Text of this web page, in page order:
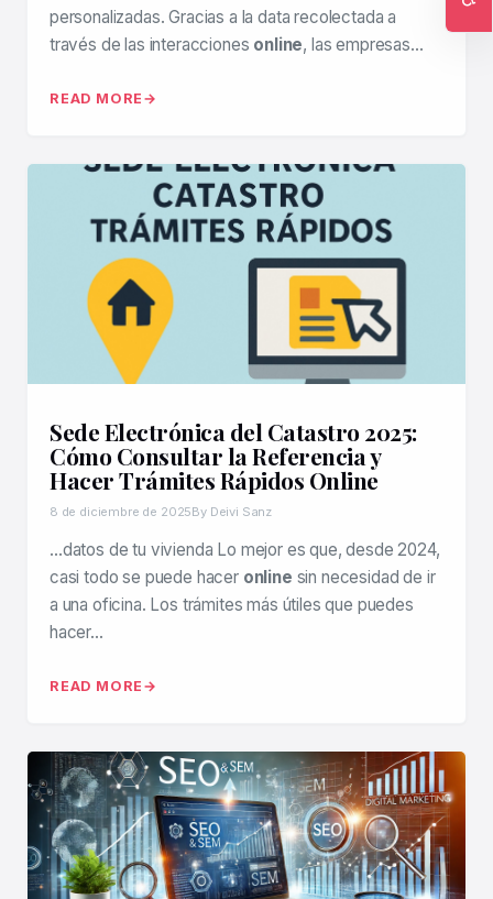
personalizadas. Gracias a la data recolectada a
través de las interacciones online, las empresas…
READ MORE
Sede Electrónica del Catastro 2025:
Cómo Consultar la Referencia y
Hacer Trámites Rápidos Online
8 de diciembre de 2025By Deivi Sanz
…datos de tu vivienda Lo mejor es que, desde 2024,
casi todo se puede hacer online sin necesidad de ir
a una oficina. Los trámites más útiles que puedes
hacer…
READ MORE